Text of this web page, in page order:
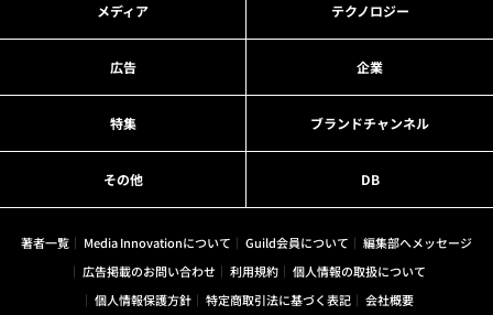
メディア テクノロジー
広告 企業
特集 ブランドチャンネル
その他 DB
著者一覧 Media Innovationについて Guild会員について
編集部へメッセージ
広告掲載のお問い合わせ
利用規約
個人情報の取扱について
個人情報保護方針
特定商取引法に基づく表記 会社概要